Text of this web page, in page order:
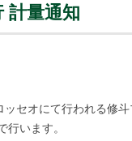
計量通知
セオにて行われる修
います。